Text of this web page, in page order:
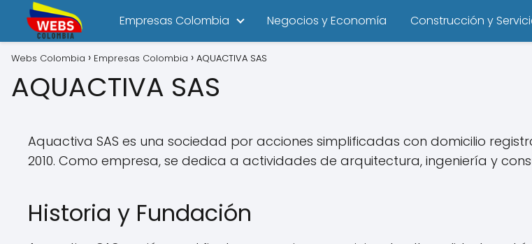
Empresas Colombia Negocios y Economía Construcción y
Webs Colombia Empresas Colombia AQUACTIVA SAS
AQUACTIVA SAS
Aquactiva SAS es una sociedad por acciones simplificadas con domicilio
2010. Como empresa, se dedica a actividades de arquitectura, ingeniería y
Historia y Fundación